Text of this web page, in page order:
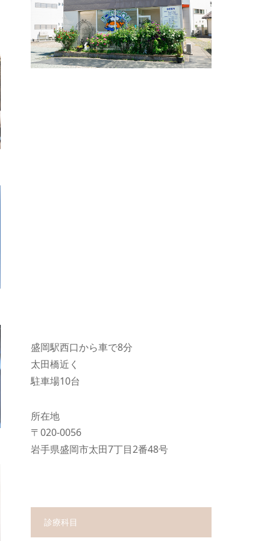
盛岡駅西口から車で8分
太田橋近く
駐車場10台
所在地
〒020-0056
岩手県盛岡市太田7丁目2番48号
診療科目